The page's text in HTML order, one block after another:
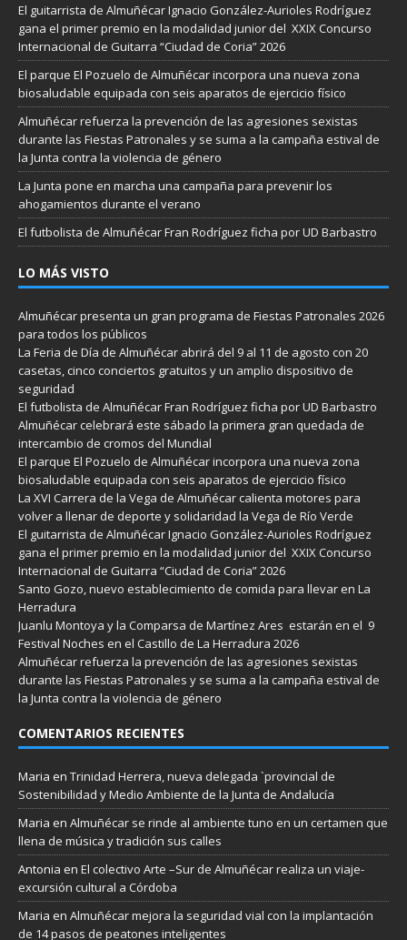
El guitarrista de Almuñécar Ignacio González-Aurioles Rodríguez
gana el primer premio en la modalidad junior del XXIX Concurso
Internacional de Guitarra “Ciudad de Coria” 2026
El parque El Pozuelo de Almuñécar incorpora una nueva zona
biosaludable equipada con seis aparatos de ejercicio físico
Almuñécar refuerza la prevención de las agresiones sexistas
durante las Fiestas Patronales y se suma a la campaña estival de
la Junta contra la violencia de género
La Junta pone en marcha una campaña para prevenir los
ahogamientos durante el verano
El futbolista de Almuñécar Fran Rodríguez ficha por UD Barbastro
LO MÁS VISTO
Almuñécar presenta un gran programa de Fiestas Patronales 2026
para todos los públicos
La Feria de Día de Almuñécar abrirá del 9 al 11 de agosto con 20
casetas, cinco conciertos gratuitos y un amplio dispositivo de
seguridad
El futbolista de Almuñécar Fran Rodríguez ficha por UD Barbastro
Almuñécar celebrará este sábado la primera gran quedada de
intercambio de cromos del Mundial
El parque El Pozuelo de Almuñécar incorpora una nueva zona
biosaludable equipada con seis aparatos de ejercicio físico
La XVI Carrera de la Vega de Almuñécar calienta motores para
volver a llenar de deporte y solidaridad la Vega de Río Verde
El guitarrista de Almuñécar Ignacio González-Aurioles Rodríguez
gana el primer premio en la modalidad junior del XXIX Concurso
Internacional de Guitarra “Ciudad de Coria” 2026
Santo Gozo, nuevo establecimiento de comida para llevar en La
Herradura
Juanlu Montoya y la Comparsa de Martínez Ares estarán en el 9
Festival Noches en el Castillo de La Herradura 2026
Almuñécar refuerza la prevención de las agresiones sexistas
durante las Fiestas Patronales y se suma a la campaña estival de
la Junta contra la violencia de género
COMENTARIOS RECIENTES
Maria en Trinidad Herrera, nueva delegada `provincial de
Sostenibilidad y Medio Ambiente de la Junta de Andalucía
Maria en Almuñécar se rinde al ambiente tuno en un certamen que
llena de música y tradición sus calles
Antonia en El colectivo Arte –Sur de Almuñécar realiza un viaje-
excursión cultural a Córdoba
Maria en Almuñécar mejora la seguridad vial con la implantación
de 14 pasos de peatones inteligentes